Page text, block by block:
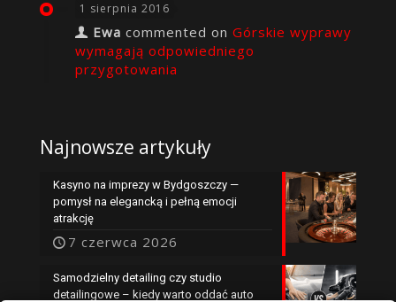
1 sierpnia 2016
Ewa commented on Górskie wyprawy
wymagają odpowiedniego
przygotowania
Najnowsze artykuły
Kasyno na imprezy w Bydgoszczy —
pomysł na elegancką i pełną emocji
atrakcję
7 czerwca 2026
Samodzielny detailing czy studio
detailingowe – kiedy warto oddać auto